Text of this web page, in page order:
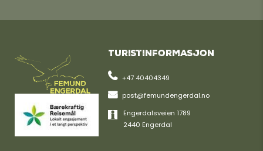
Turistinformasjon
+47 40404349
post@femundengerdal.no
Engerdalsveien 1789
2440 Engerdal